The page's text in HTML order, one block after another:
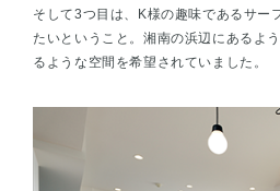
そして3つ目は、K様の趣味であるサー
たいということ。湘南の浜辺にあるよ
るような空間を希望されていました。